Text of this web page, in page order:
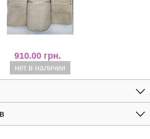
910.00 грн.
нет в наличии